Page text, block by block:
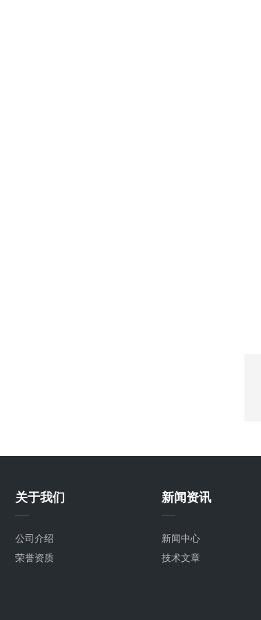
关于我们
公司介绍
荣誉资质
新闻资讯
新闻中心
技术文章